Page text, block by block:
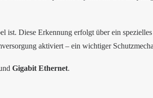
ist. Diese Erkennung erfolgt über ein
aktiviert – ein wichtiger
Gigabit Ethernet.